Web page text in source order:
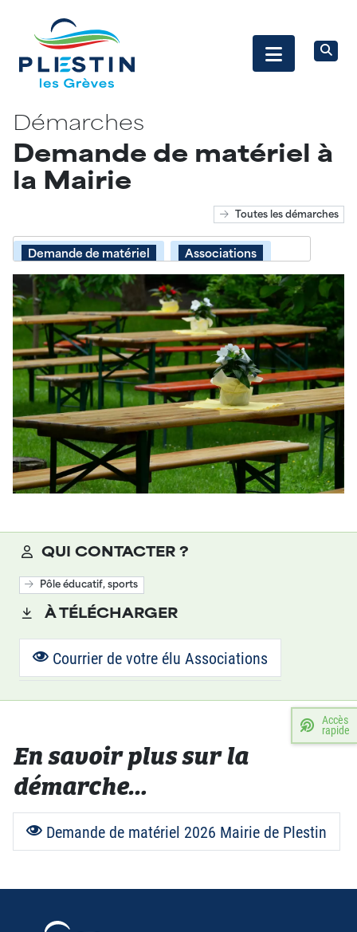
Démarches
Demande de matériel à
la Mairie
Toutes les démarches
Demande de matériel Associations
QUI CONTACTER ?
Pôle éducatif, sports
À TÉLÉCHARGER
Courrier de votre élu Associations
En savoir plus sur la
démarche…
Demande de matériel 2026 Mairie de Plestin
Accès
rapide